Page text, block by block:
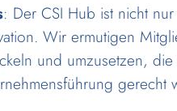
: Der CSI Hub ist nicht
Wir ermutigen
und umzusetzen,
gerecht